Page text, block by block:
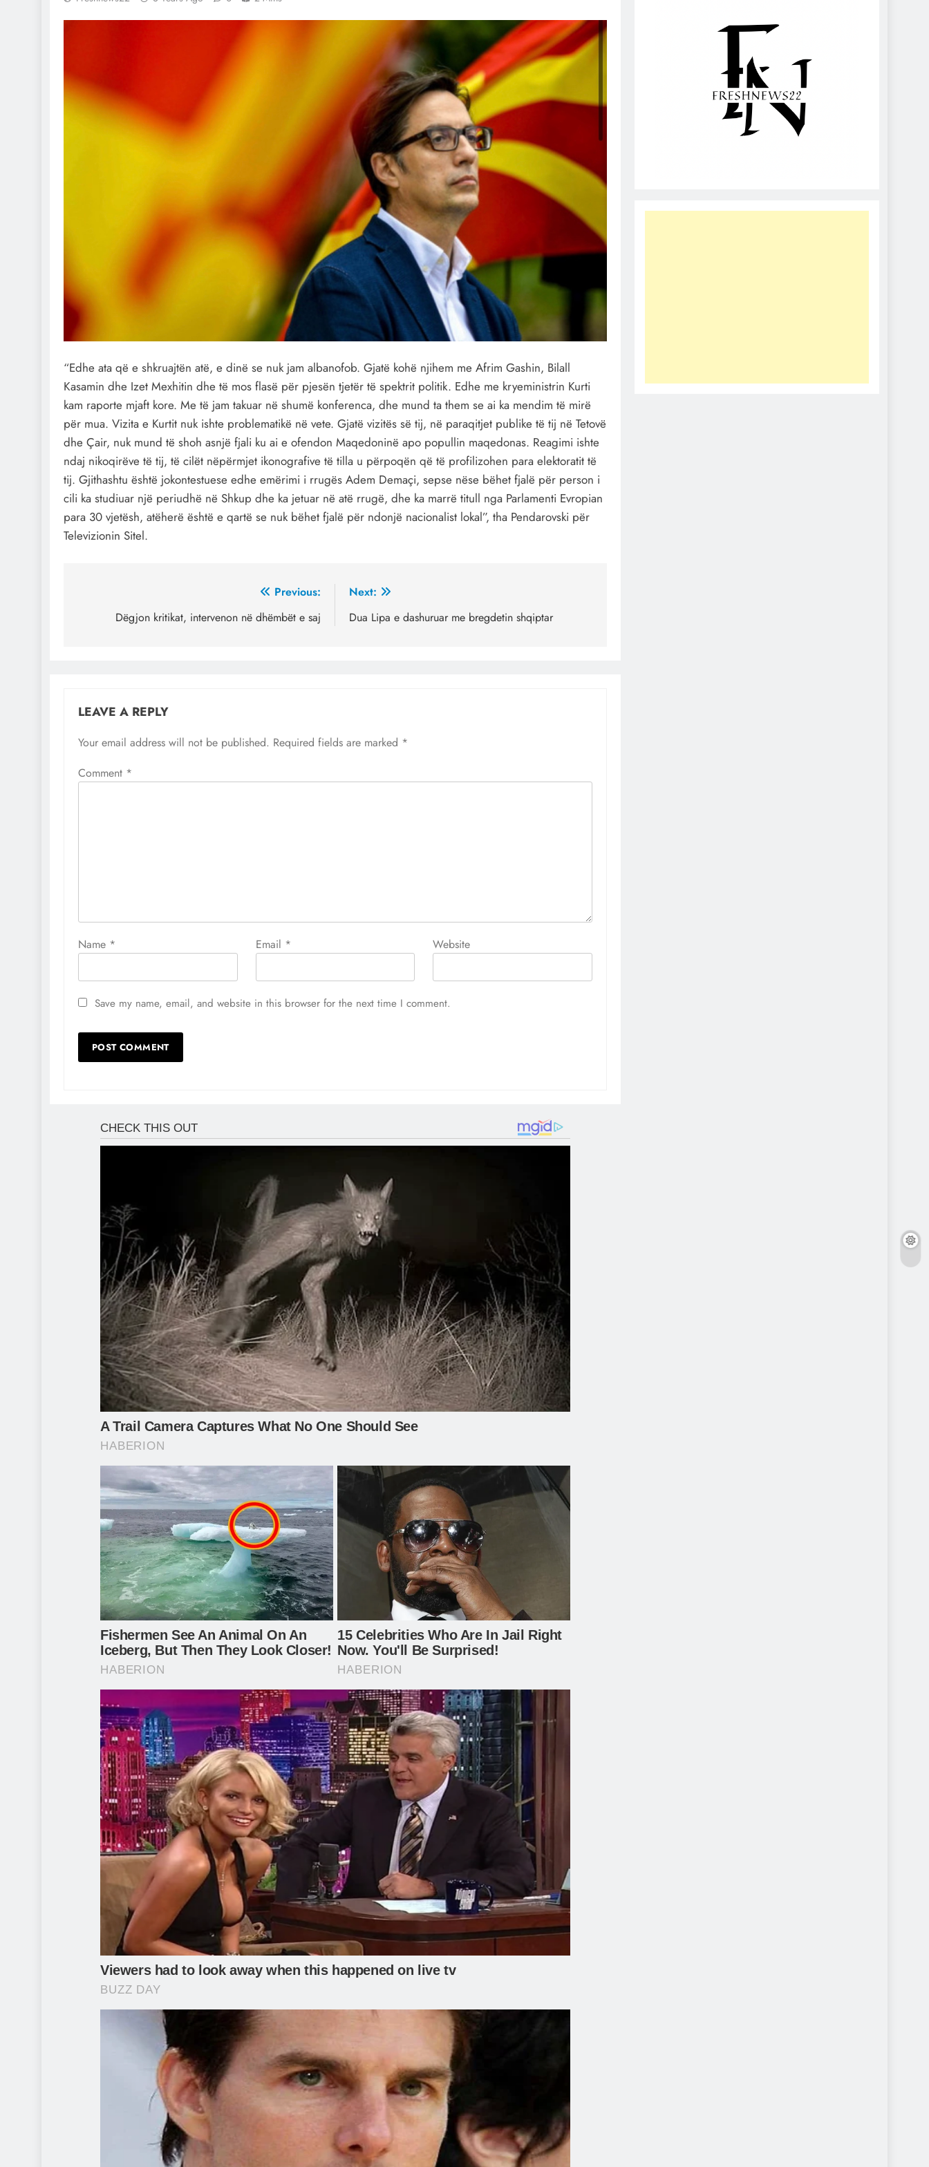
“Edhe ata që e shkruajtën atë, e dinë se nuk jam albanofob. Gjatë kohë njihem me Afrim Gashin, Bilall
Kasamin dhe Izet Mexhitin dhe të mos flasë për pjesën tjetër të spektrit politik. Edhe me kryeministrin Kurti
kam raporte mjaft kore. Me të jam takuar në shumë konferenca, dhe mund ta them se ai ka mendim të mirë
për mua. Vizita e Kurtit nuk ishte problematikë në vete. Gjatë vizitës së tij, në paraqitjet publike të tij në Tetovë
dhe Çair, nuk mund të shoh asnjë fjali ku ai e ofendon Maqedoninë apo popullin maqedonas. Reagimi ishte
ndaj nikoqirëve të tij, të cilët nëpërmjet ikonografive të tilla u përpoqën që të profilizohen para elektoratit të
tij. Gjithashtu është jokontestuese edhe emërimi i rrugës Adem Demaçi, sepse nëse bëhet fjalë për person i
cili ka studiuar një periudhë në Shkup dhe ka jetuar në atë rrugë, dhe ka marrë titull nga Parlamenti Evropian
para 30 vjetësh, atëherë është e qartë se nuk bëhet fjalë për ndonjë nacionalist lokal”, tha Pendarovski për
Televizionin Sitel.
navigation
Previous:
Dëgjon kritikat, intervenon në dhëmbët e saj
Next:
Dua Lipa e dashuruar me bregdetin shqiptar
LEAVE A REPLY
Your email address will not be published. Required fields are marked *
Comment *
Name * Email * Website
Save my name, email, and website in this browser for the next time I comment.